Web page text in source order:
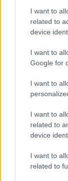
I want to
related to
device
I want to
Google for
I want to
I want to
related to
device
I want to
related to
Ripensare le
donatori
Martina Marchesi · 10
B2B NEWS